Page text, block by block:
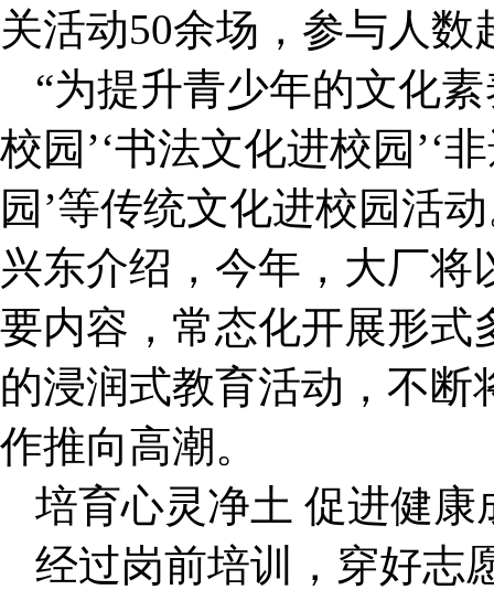
关活动50余场，参与人数
“为提升青少年的文化
校园’‘书法文化进校园’‘
园’等传统文化进校园活
兴东介绍，今年，大厂
要内容，常态化开展形式
的浸润式教育活动，不
作推向高潮。
培育心灵净土 促进健康
经过岗前培训，穿好志